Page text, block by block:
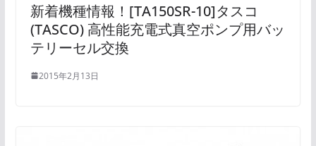
新着機種情報！[TA150SR-10]タスコ
(TASCO) 高性能充電式真空ポンプ用バッ
テリーセル交換
2015年2月13日